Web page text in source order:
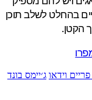
לשלב תוכן
וידאו ג׳יימס בונד